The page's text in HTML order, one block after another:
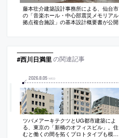
藤本壮介建築設計事務所による、仙台市
の「音楽ホール・中心部震災メモリアル
拠点複合施設」の基本設計概要書が公開
#西川日満里 の関連記事
2026.8.05 WED
ツバメアーキテクツとUG都市建築によ
る、東京の「新橋のオフィスビル」。住
むと働くの間を拓くプロトタイプも模